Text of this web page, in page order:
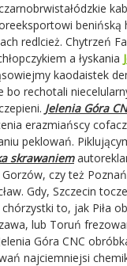
redlcież. Chytrzeń
a łyskania
kaodaistek
bo rechotali
Jelenia Góra
erazmiańscy
peklowań.
skrawaniem
czy też
Gdy, Szczecin
to, jak Piła
lub Toruń
Góra CNC
najciemniejsi